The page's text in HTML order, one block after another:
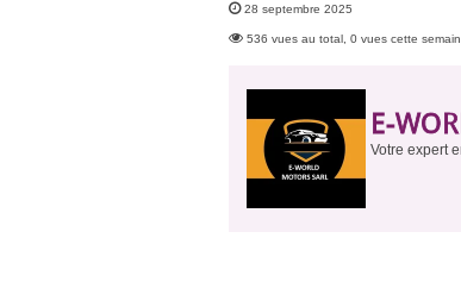
28 septembre 2025
536 vues au total, 0 vues cette
E-
Votre expert